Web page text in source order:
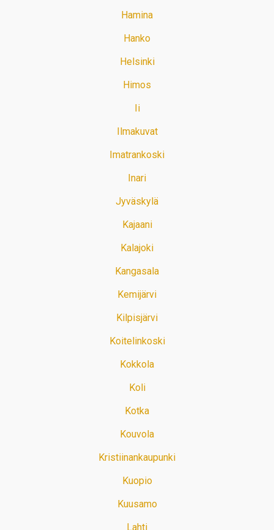
Hamina
Hanko
Helsinki
Himos
Ii
Ilmakuvat
Imatrankoski
Inari
Jyväskylä
Kajaani
Kalajoki
Kangasala
Kemijärvi
Kilpisjärvi
Koitelinkoski
Kokkola
Koli
Kotka
Kouvola
Kristiinankaupunki
Kuopio
Kuusamo
Lahti